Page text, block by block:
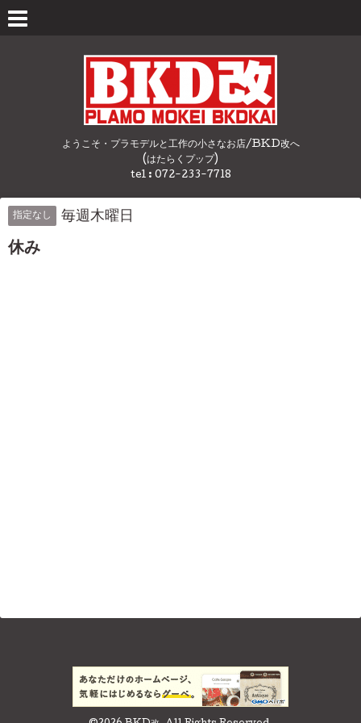
ようこそ・プラモデルと工作の小さなお店/BKD改へ
(はたらくプップ)
tel : 072-233-7718
指定なし 毎週木曜日
休み